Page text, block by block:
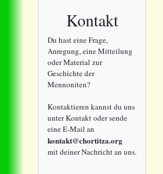
Kontakt
Du hast eine Frage,
Anregung, eine Mitteilung
oder Material zur
Geschichte der
Mennoniten?
Kontaktieren kannst du uns
unter Kontakt oder sende
eine E-Mail an
kontakt@chortitza.org
mit deiner Nachricht an uns.